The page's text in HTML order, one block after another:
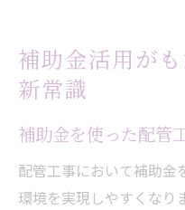
補助金活用が
新常識
補助金を使った配管
配管工事において補助金
環境を実現しやすくなり